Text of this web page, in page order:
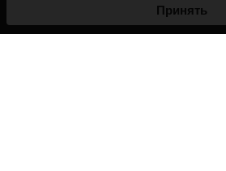
дефицита витамина D у людей с
Принять